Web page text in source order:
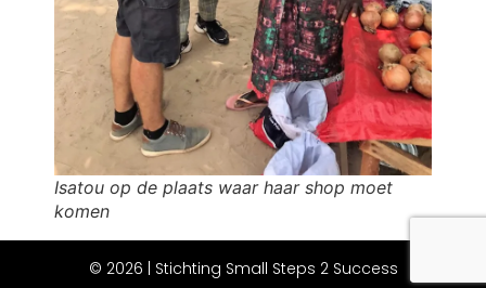
Isatou op de plaats waar haar shop moet
komen
© 2026 | Stichting Small Steps 2 Success